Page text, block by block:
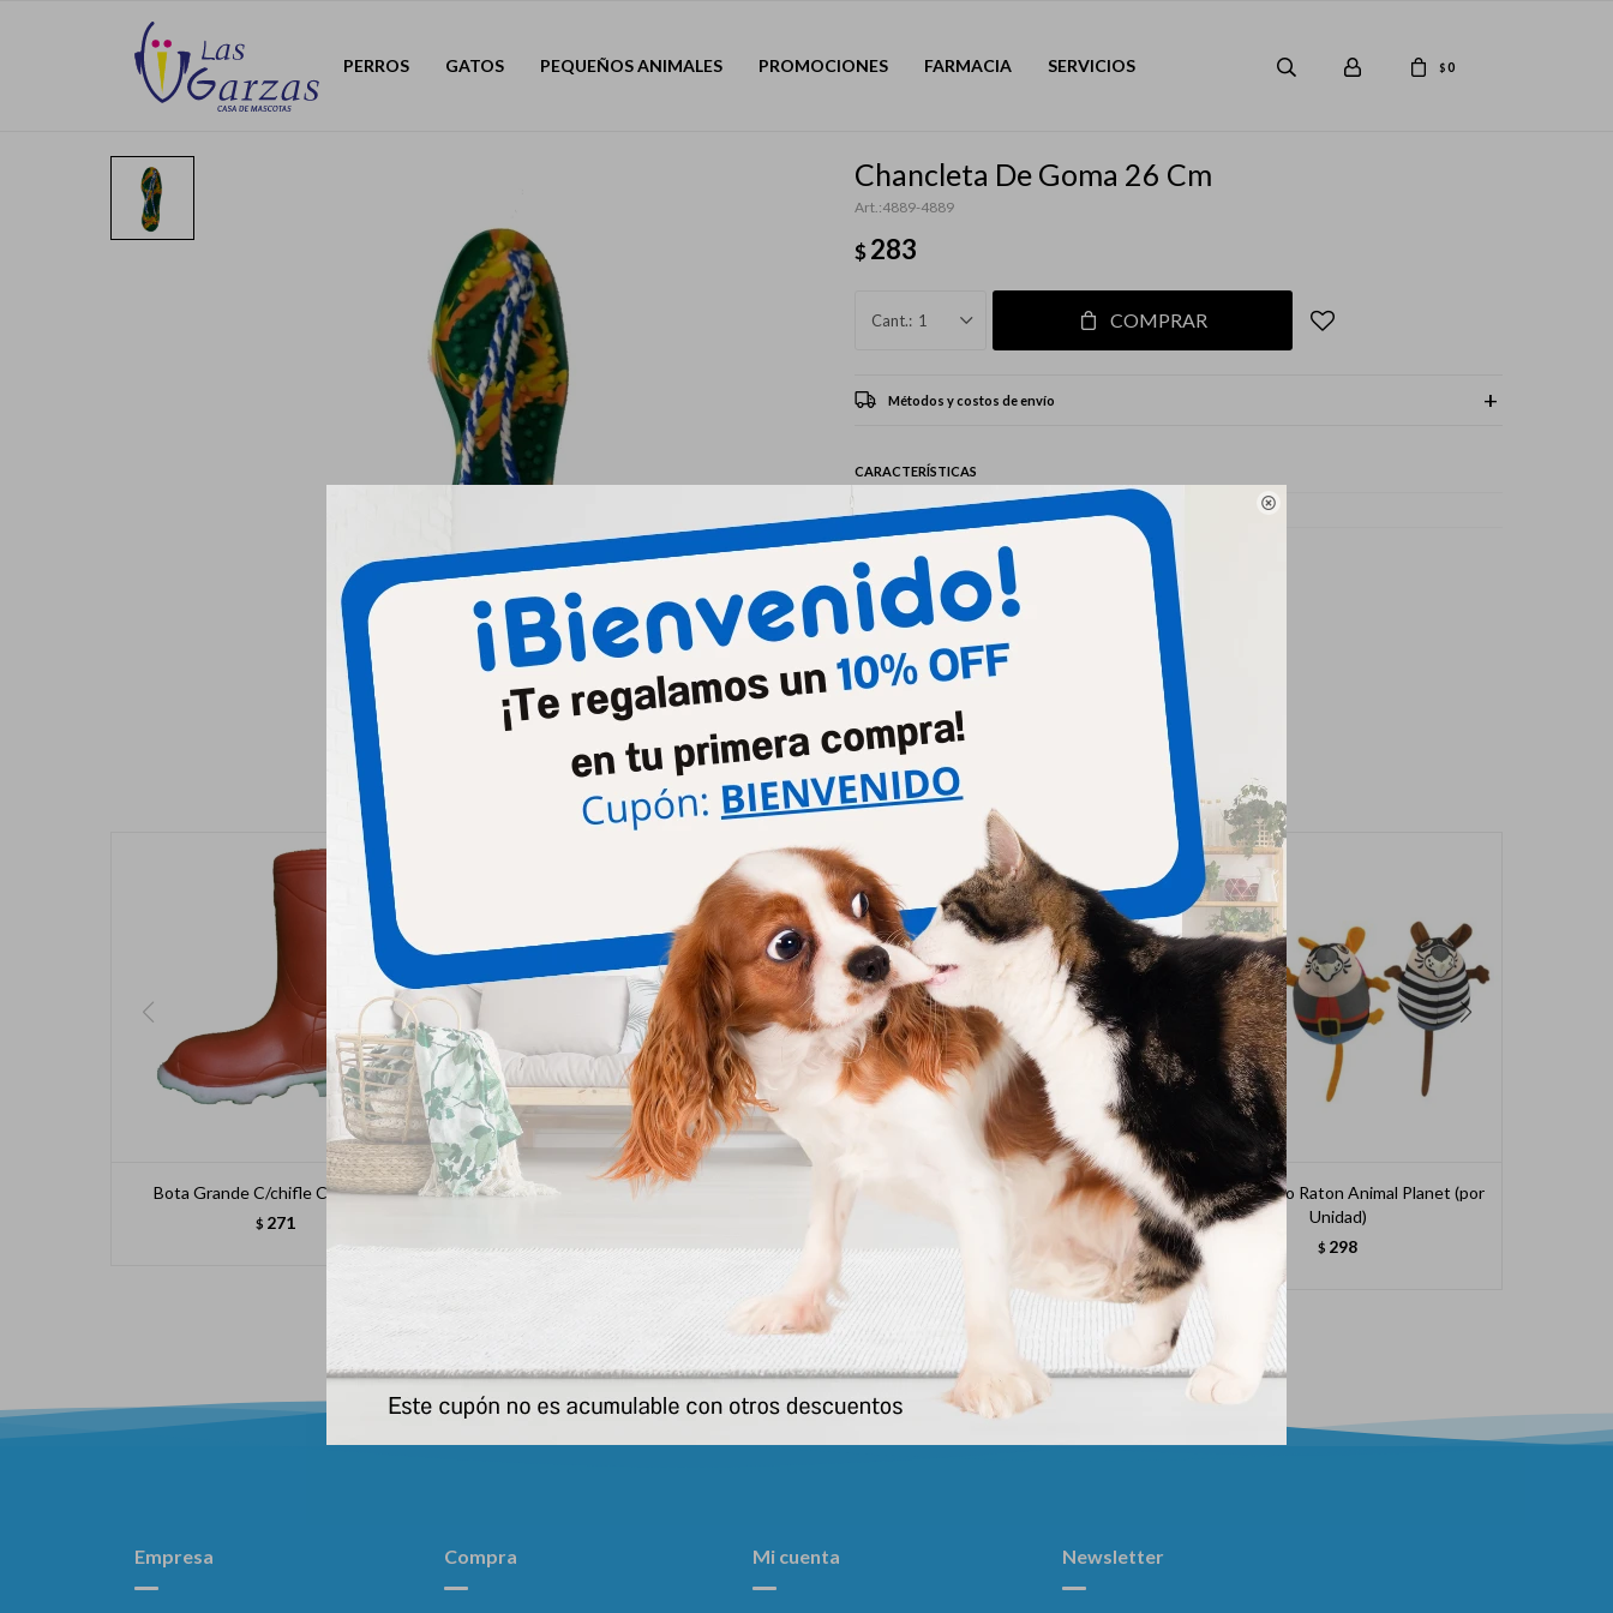

PERROS GATOS PEQUEÑOS ANIMALES PROMOCIONES FARMACIA SERVICIOS $0
Chancleta De Goma 26 Cm
4889-4889
$283
1 COMPRAR
Métodos y costos de envío
CARACTERÍSTICAS
Mascota
Productos que te pueden interesar
Bota Grande C/chifle Caña Larga
$ 271
Juguete Gato Pelota C/peluca 5cm
$ 272
Nose Balm - Protector Solar De Nariz M-
Juguete Gato Raton Animal Planet (por
Unidad)
$ 298
Empresa Compra Mi cuenta Newsletter